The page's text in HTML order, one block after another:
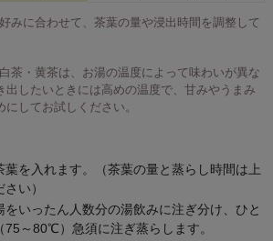
みに合わせて、茶葉の量や浸出時間を調整して
茶・黄茶は、お湯の温度によって味わいが異な
出したいときには高めの温度で、甘みやうまみ
してお試しください。
葉を入れます。（茶葉の量と蒸らし時間は上
い）
をいったん人数分の湯飲みに注ぎ分け、ひと
75～80℃）急須に注ぎ蒸らします。